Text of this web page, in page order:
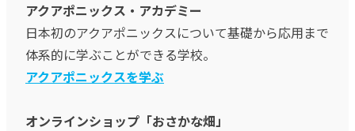
アクアポニックス・アカデミー
日本初のアクアポニックスについて基礎から応用まで
体系的に学ぶことができる学校。
アクアポニックスを学ぶ
オンラインショップ「おさかな畑」